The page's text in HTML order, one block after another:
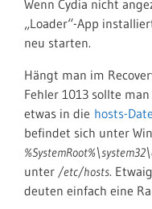
Wenn Cydia nicht
„Loader“-App
neu starten.
Hängt man im
Fehler 1013 sollte
etwas in die hosts-
befindet sich unter
unter /etc/hosts.
deuten einfach eine